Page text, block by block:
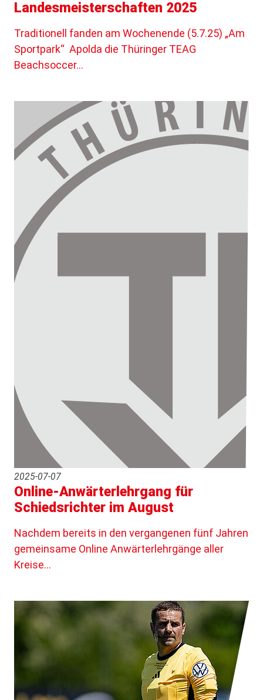
Landesmeisterschaften 2025
Traditionell fanden am Wochenende (5.7.25) „Am
Sportpark“ Apolda die Thüringer TEAG
Beachsoccer…
2025-07-07
Online-Anwärterlehrgang für
Schiedsrichter im August
Nachdem bereits in den vergangenen fünf Jahren
gemeinsame Online Anwärterlehrgänge aller
Kreise…